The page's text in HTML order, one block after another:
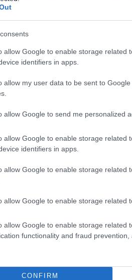
allow Google to enable storage related
identifiers in apps.
allow my user data to be sent to
allow Google to send me personalized
allow Google to enable storage related
identifiers in apps.
allow Google to enable storage related
allow Google to enable storage related
allow Google to enable storage related
functionality and fraud prevention,
CONFIRM
eno-gastronomica e
vedere riconosciuto il
cliccandoqui
nella sezioneLogindal
Prossimo articolo